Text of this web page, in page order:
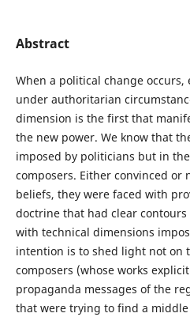
Abstract
When a political change
under authoritarian
dimension is the first that
the new power. We know that
imposed by politicians but in
composers. Either convinced or
beliefs, they were faced with
doctrine that had clear
with technical dimensions
intention is to shed light not on
composers (whose works
propaganda messages of the
that were trying to find a